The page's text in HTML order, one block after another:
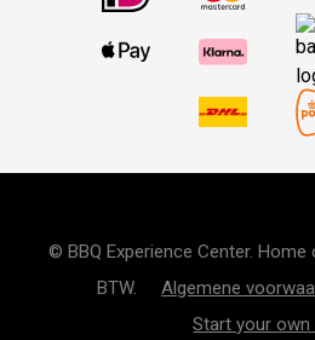
© BBQ Experience Center. Home
BTW. Algemene
Start your own